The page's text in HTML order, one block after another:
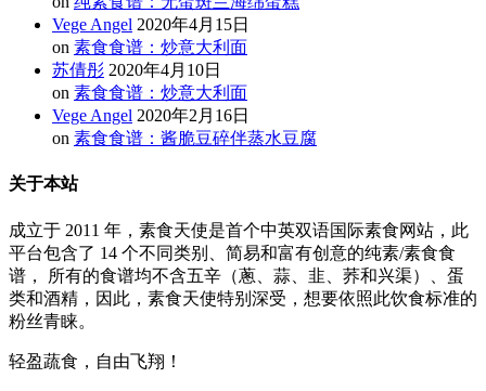
Vege Angel 2020年4月15日
on 素食食谱：炒意大利面
苏倩彤 2020年4月10日
on 素食食谱：炒意大利面
Vege Angel 2020年2月16日
on 素食食谱：酱脆豆碎伴蒸水豆腐
关于本站
成立于 2011 年，素食天使是首个中英双语国际素食网站，此
平台包含了 14 个不同类别、简易和富有创意的纯素/素食食
谱， 所有的食谱均不含五辛（蔥、蒜、韭、荞和兴渠）、蛋
类和酒精，因此，素食天使特别深受，想要依照此饮食标准的
粉丝青睐。
轻盈蔬食，自由飞翔！